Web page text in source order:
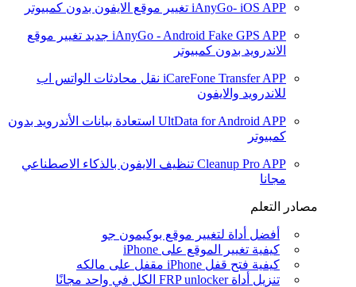
iAnyGo- iOS APP تغيير موقع الايفون بدون كمبيوتر
iAnyGo - Android Fake GPS APP جديد تغيير موقع
الاندرويد بدون كمبيوتر
iCareFone Transfer APP نقل محادثات الواتس اب
للاندرويد والايفون
UltData for Android APP استعادة بيانات الأندرويد بدون
كمبيوتر
Cleanup Pro APP تنظيف الايفون بالذكاء الاصطناعي
مجانا
مصادر التعلم
أفضل أداة لتغيير موقع بوكيمون جو
كيفية تغيير الموقع على iPhone
كيفية فتح قفل iPhone مقفل على مالكه
تنزيل أداة FRP unlocker الكل في واحد مجانًا